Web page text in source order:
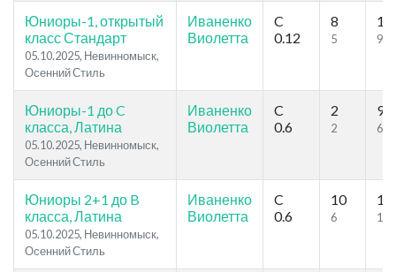
Юниоры-1, открытый
класс Стандарт
05.10.2025, Невинномыск,
Осенний Стиль
Иваненко
Виолетта
C
0.12
8
5
13
9
Юниоры-1 до C
класса, Латина
05.10.2025, Невинномыск,
Осенний Стиль
Иваненко
Виолетта
C
0.6
2
2
9
6
Юниоры 2+1 до B
класса, Латина
05.10.2025, Невинномыск,
Осенний Стиль
Иваненко
Виолетта
C
0.6
10
6
18
12